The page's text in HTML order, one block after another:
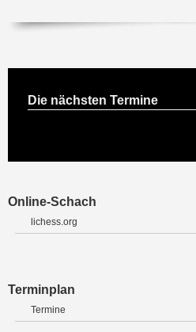
Die nächsten Termine
Online-Schach
lichess.org
Terminplan
Termine